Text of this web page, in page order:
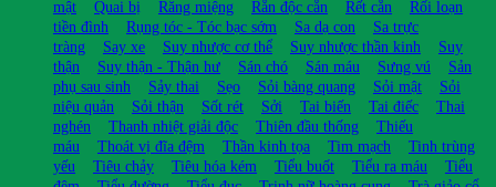
mật
Quai bị Răng miệng Rắn độc cắn Rết cắn
Rối loạn
tiền đình
Rụng tóc - Tóc bạc sớm Sa dạ con
Sa trực
tràng
Say xe Suy nhược cơ thể Suy nhược thần kinh
Suy
thận
Suy thận - Thận hư Sán chó Sán máu Sưng vú
Sản
phụ sau sinh
Sảy thai Sẹo Sỏi bàng quang Sỏi mật
Sỏi
niệu quản
Sỏi thận Sốt rét Sởi Tai biến Tai điếc
Thai
nghén
Thanh nhiệt giải độc Thiên đầu thống
Thiếu
máu
Thoát vị đĩa đệm Thần kinh tọa Tim mạch
Tinh trùng
yếu
Tiêu chảy Tiêu hóa kém Tiểu buốt Tiểu ra máu
Tiểu